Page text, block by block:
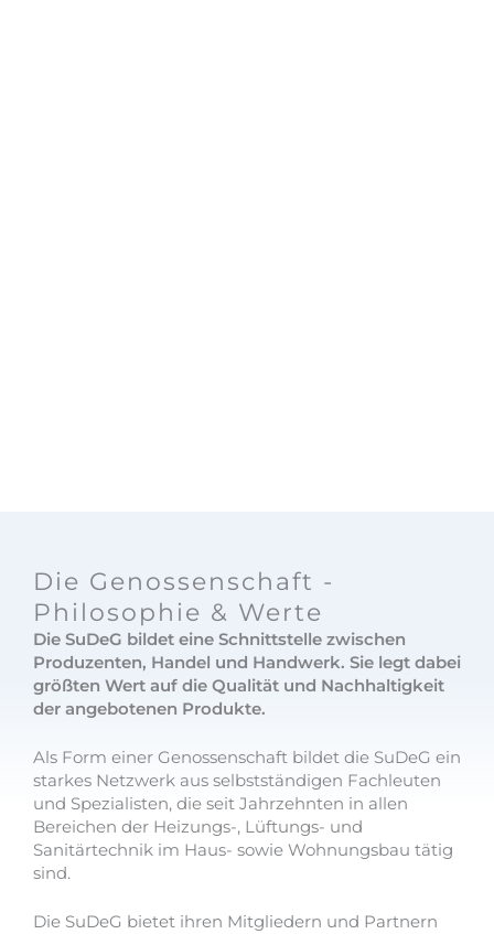
Die Genossenschaft -
Philosophie & Werte
Die SuDeG bildet eine Schnittstelle zwischen
Produzenten, Handel und Handwerk. Sie legt dabei
größten Wert auf die Qualität und Nachhaltigkeit
der angebotenen Produkte.
Als Form einer Genossenschaft bildet die SuDeG ein
starkes Netzwerk aus selbstständigen Fachleuten
und Spezialisten, die seit Jahrzehnten in allen
Bereichen der Heizungs-, Lüftungs- und
Sanitärtechnik im Haus- sowie Wohnungsbau tätig
sind.
Die SuDeG bietet ihren Mitgliedern und Partnern